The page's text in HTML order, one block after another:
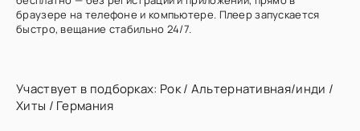
браузере на телефоне и компьютере. Плеер запускается
быстро, вещание стабильно 24/7.
Участвует в подборках: Рок/ Альтернативная/инди /
Хиты / Германия